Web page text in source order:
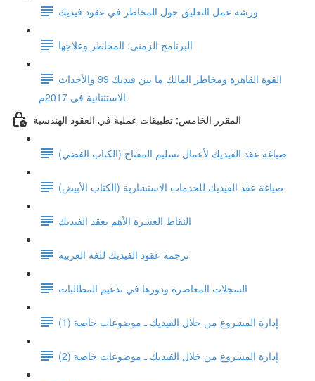
ورشة عمل التعليق حول المخاطر في عقود فيديك
البرنامج الزمنى؛ المخاطر وعلاجها
القوة القاهرة ومخاطر المالك ما بين فيديك 99 والأحداث
الاستثنائية في 2017م.
المقرر الخامس: تطبيقات عملية في العقود الهندسية
صياغة عقد الفيديك لأعمال تسليم المفتاح (الكتاب الفضي)
صياغة عقد الفيديك للخدمات الاستشارية (الكتاب الأبيض)
النقاط العشرة الأهم بعقد الفيديك
ترجمة عقود الفيديك للغة العربية
السجلات المعاصرة ودورها في تدعيم المطالبات
إدارة المشروع من خلال الفيديك ـ موضوعات خاصة (1)
إدارة المشروع من خلال الفيديك ـ موضوعات خاصة (2)